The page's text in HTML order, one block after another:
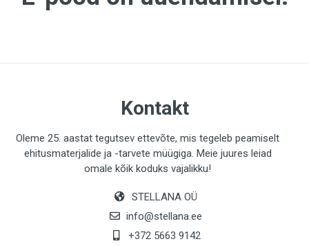
Kontakt
Oleme 25. aastat tegutsev ettevõte, mis tegeleb peamiselt
ehitusmaterjalide ja -tarvete müügiga. Meie juures leiad
omale kõik koduks vajalikku!
STELLANA OÜ
info@stellana.ee
+372 5663 9142